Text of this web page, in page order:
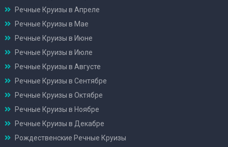
Речные Круизы в Апреле
Речные Круизы в Мае
Речные Круизы в Июне
Речные Круизы в Июле
Речные Круизы в Августе
Речные Круизы в Сентябре
Речные Круизы в Октябре
Речные Круизы в Ноябре
Речные Круизы в Декабре
Рождественские Речные Круизы